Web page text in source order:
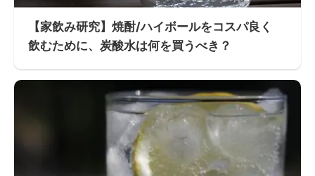
【家飲み研究】焼酎/ハイボールをコスパ良く
飲むために、炭酸水は何を買うべき？